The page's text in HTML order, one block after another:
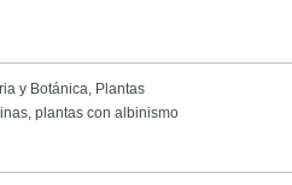
y Botánica, Plantas
, plantas con albinismo